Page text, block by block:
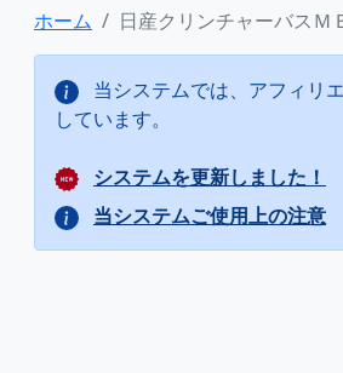
ホーム 日産クリンチャーバスＭ
当システムでは、アフィリ
しています。
システムを更新しました！
当システムご使用上の注意